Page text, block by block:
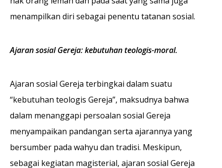
menampilkan diri sebagai penentu tatanan sosial.
Ajaran sosial Gereja: kebutuhan teologis-moral.
Ajaran sosial Gereja terbingkai dalam suatu
“kebutuhan teologis Gereja”, maksudnya bahwa
dalam menanggapi persoalan sosial Gereja
menyampaikan pandangan serta ajarannya yang
bersumber pada wahyu dan tradisi. Meskipun,
sebagai kegiatan magisterial, ajaran sosial Gereja